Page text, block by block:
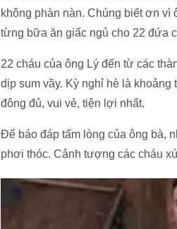
không phàn nàn. Chúng biết ơn vì
từng bữa ăn giấc ngủ cho 22 đứa
22 cháu của ông Lý đến từ các
dịp sum vầy. Kỳ nghỉ hè là
đông đủ, vui vẻ, tiện lợi nhất.
Để báo đáp tấm lòng của ông bà,
phơi thóc. Cảnh tượng các cháu